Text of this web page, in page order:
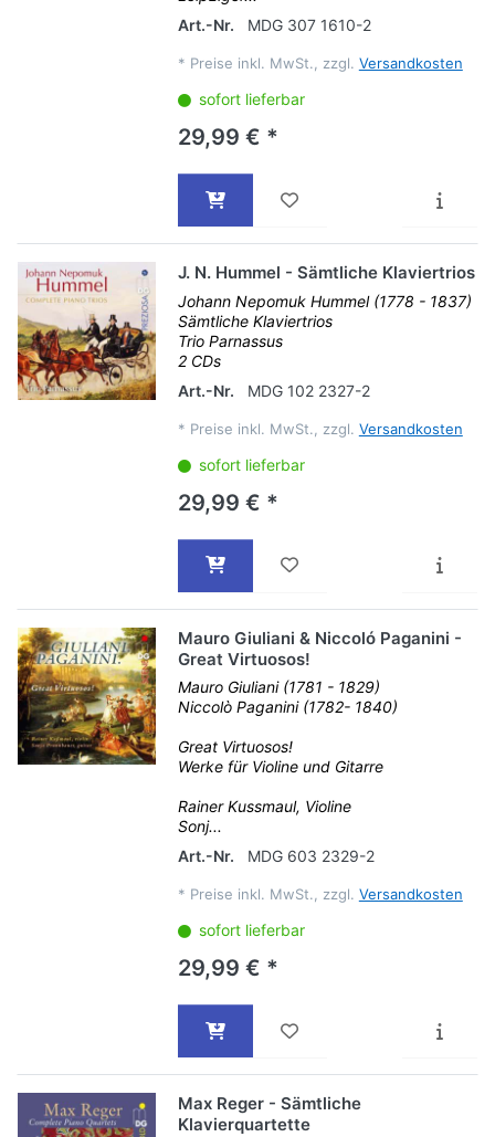
Art.-Nr.
MDG 307 1610-2
* Preise inkl. MwSt., zzgl. Versandkosten
sofort lieferbar
29,99 € *
J. N. Hummel - Sämtliche Klaviertrios
Johann Nepomuk Hummel (1778 - 1837)
Sämtliche Klaviertrios
Trio Parnassus
2 CDs
Art.-Nr.
MDG 102 2327-2
* Preise inkl. MwSt., zzgl. Versandkosten
sofort lieferbar
29,99 € *
Mauro Giuliani & Niccoló Paganini -
Great Virtuosos!
Mauro Giuliani (1781 - 1829)
Niccolò Paganini (1782- 1840)
Great Virtuosos!
Werke für Violine und Gitarre
Rainer Kussmaul, Violine
Sonj...
Art.-Nr.
MDG 603 2329-2
* Preise inkl. MwSt., zzgl. Versandkosten
sofort lieferbar
29,99 € *
Max Reger - Sämtliche
Klavierquartette